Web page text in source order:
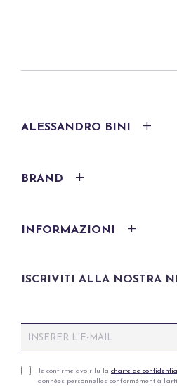
ALESSANDRO BINI
BRAND
INFORMAZIONI
ISCRIVITI ALLA NOSTRA
m
iP
Je confirme avoir lu la charte de
données personnelles conformément à